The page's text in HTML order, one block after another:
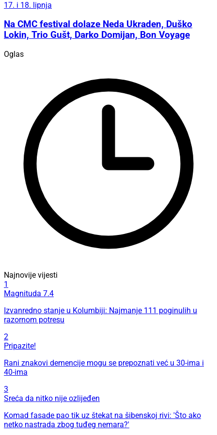
17. i 18. lipnja
Na CMC festival dolaze Neda Ukraden, Duško
Lokin, Trio Gušt, Darko Domijan, Bon Voyage
Oglas
Najnovije vijesti
1
Magnituda 7.4
Izvanredno stanje u Kolumbiji: Najmanje 111 poginulih u
razornom potresu
2
Pripazite!
Rani znakovi demencije mogu se prepoznati već u 30-ima i
40-ima
3
Sreća da nitko nije ozlijeđen
Komad fasade pao tik uz štekat na šibenskoj rivi: 'Što ako
netko nastrada zbog tuđeg nemara?'